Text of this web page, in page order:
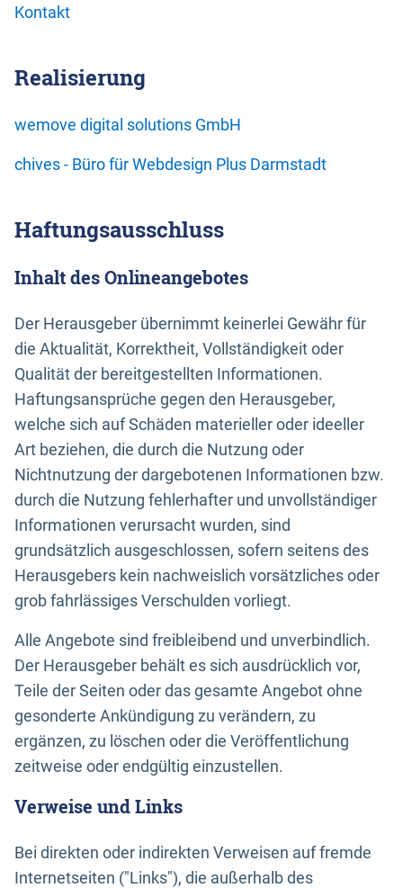
Kontakt
Realisierung
wemove digital solutions GmbH
chives - Büro für Webdesign Plus Darmstadt
Haftungsausschluss
Inhalt des Onlineangebotes
Der Herausgeber übernimmt keinerlei Gewähr für
die Aktualität, Korrektheit, Vollständigkeit oder
Qualität der bereitgestellten Informationen.
Haftungsansprüche gegen den Herausgeber,
welche sich auf Schäden materieller oder ideeller
Art beziehen, die durch die Nutzung oder
Nichtnutzung der dargebotenen Informationen bzw.
durch die Nutzung fehlerhafter und unvollständiger
Informationen verursacht wurden, sind
grundsätzlich ausgeschlossen, sofern seitens des
Herausgebers kein nachweislich vorsätzliches oder
grob fahrlässiges Verschulden vorliegt.
Alle Angebote sind freibleibend und unverbindlich.
Der Herausgeber behält es sich ausdrücklich vor,
Teile der Seiten oder das gesamte Angebot ohne
gesonderte Ankündigung zu verändern, zu
ergänzen, zu löschen oder die Veröffentlichung
zeitweise oder endgültig einzustellen.
Verweise und Links
Bei direkten oder indirekten Verweisen auf fremde
Internetseiten ("Links"), die außerhalb des